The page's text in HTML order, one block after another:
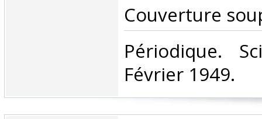
‎Couverture
‎Périodique.
Février 1949.‎